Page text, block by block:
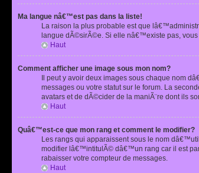
Ma langue nâ€™est pas dans la liste!
La raison la plus probable est que
langue dÃ©sirÃ©e. Si elle nâ€™existe pas,
Haut
Comment afficher une image sous mon nom?
Il peut y avoir deux images sous chaque nom
messages ou votre statut sur le forum. La
avatars et de dÃ©cider de la maniÃ¨re dont ils
Haut
Quâ€™est-ce que mon rang et comment le modifier?
Les rangs qui apparaissent sous le nom
modifier lâ€™intitulÃ© dâ€™un rang car il est
rabaisser votre compteur de messages.
Haut